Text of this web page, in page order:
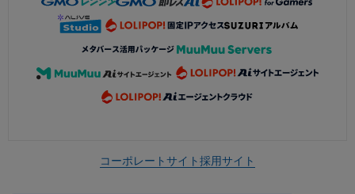
コーポレートサイト採用サイト